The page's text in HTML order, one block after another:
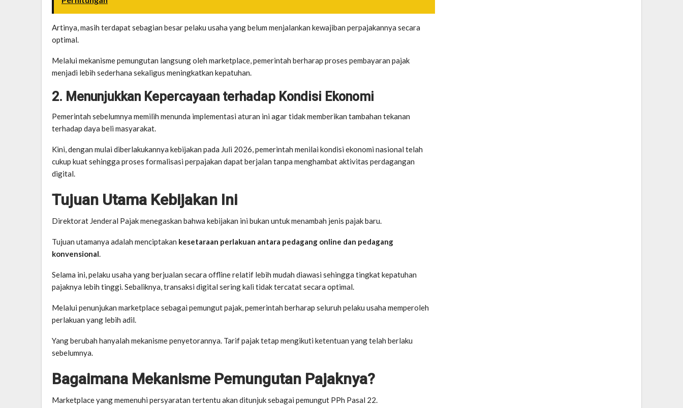
Artinya, masih terdapat sebagian besar pelaku usaha yang belum menjalankan kewajiban perpajakannya secara
optimal.
Melalui mekanisme pemungutan langsung oleh marketplace, pemerintah berharap proses pembayaran pajak
menjadi lebih sederhana sekaligus meningkatkan kepatuhan.
2. Menunjukkan Kepercayaan terhadap Kondisi Ekonomi
Pemerintah sebelumnya memilih menunda implementasi aturan ini agar tidak memberikan tambahan tekanan
terhadap daya beli masyarakat.
Kini, dengan mulai diberlakukannya kebijakan pada Juli 2026, pemerintah menilai kondisi ekonomi nasional telah
cukup kuat sehingga proses formalisasi perpajakan dapat berjalan tanpa menghambat aktivitas perdagangan
digital.
Tujuan Utama Kebijakan Ini
Direktorat Jenderal Pajak menegaskan bahwa kebijakan ini bukan untuk menambah jenis pajak baru.
Tujuan utamanya adalah menciptakan kesetaraan perlakuan antara pedagang online dan pedagang
konvensional.
Selama ini, pelaku usaha yang berjualan secara offline relatif lebih mudah diawasi sehingga tingkat kepatuhan
pajaknya lebih tinggi. Sebaliknya, transaksi digital sering kali tidak tercatat secara optimal.
Melalui penunjukan marketplace sebagai pemungut pajak, pemerintah berharap seluruh pelaku usaha memperoleh
perlakuan yang lebih adil.
Yang berubah hanyalah mekanisme penyetorannya. Tarif pajak tetap mengikuti ketentuan yang telah berlaku
sebelumnya.
Bagaimana Mekanisme Pemungutan Pajaknya?
Marketplace yang memenuhi persyaratan tertentu akan ditunjuk sebagai pemungut PPh Pasal 22.